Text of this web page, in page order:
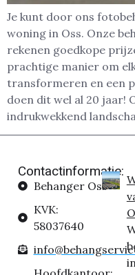
Je kunt door ons
woning in Oss. Onze
rekenen goedkope
prachtige manier om
transformeren en een
doen dit wel al 20 jaar!
indrukwekkend
Contactinformatie:
Behanger Oss
KVK:
58037640